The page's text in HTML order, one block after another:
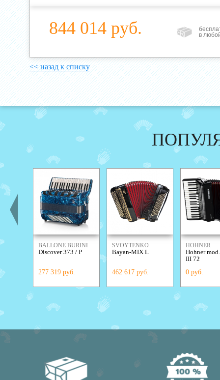
844 014 руб.
в
<< назад к списку
BALLONE BURINI
Discover 373 / Р
277 319 руб.
SVOYTENKO
ACCORDIONS
Bayan-MIX L
462 617 руб.
HOHNER
Hohner
III 72
0 руб.